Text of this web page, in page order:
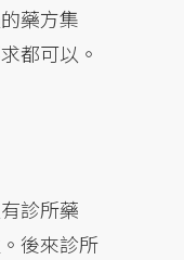
藥方集
都可以。
診所藥
後來診所